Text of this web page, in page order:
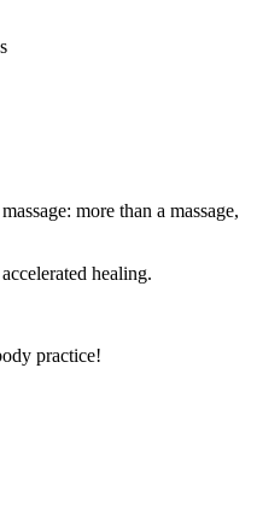
more than a massage,
healing.
practice!